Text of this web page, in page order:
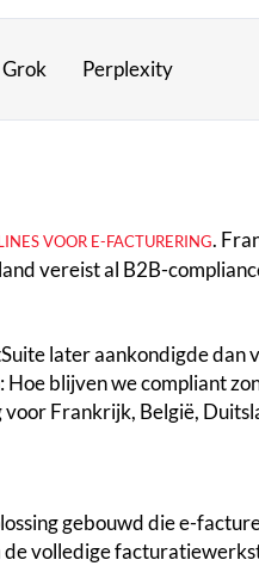
Grok Perplexity
VOOR E-FACTURERING.
vereist al B2B-
later aankondigde dan
blijven we compliant
Frankrijk, België,
gebouwd die e-
volledige